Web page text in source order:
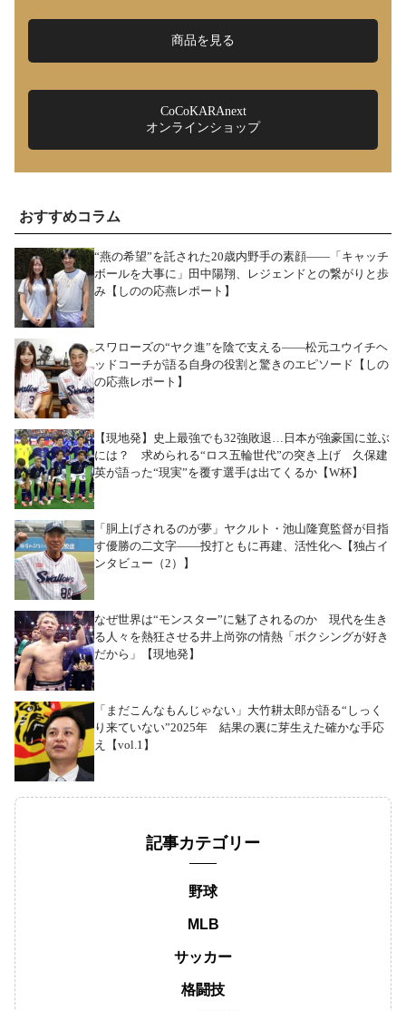
商品を見る
CoCoKARAnext
オンラインショップ
おすすめコラム
“燕の希望”を託された20歳内野手の素顔――「キャッチ
ボールを大事に」田中陽翔、レジェンドとの繋がりと歩
み【しのの応燕レポート】
スワローズの“ヤク進”を陰で支える――松元ユウイチヘ
ッドコーチが語る自身の役割と驚きのエピソード【しの
の応燕レポート】
【現地発】史上最強でも32強敗退…日本が強豪国に並ぶ
には？ 求められる“ロス五輪世代”の突き上げ 久保建
英が語った“現実”を覆す選手は出てくるか【W杯】
「胴上げされるのが夢」ヤクルト・池山隆寛監督が目指
す優勝の二文字――投打ともに再建、活性化へ【独占イ
ンタビュー（2）】
なぜ世界は“モンスター”に魅了されるのか 現代を生き
る人々を熱狂させる井上尚弥の情熱「ボクシングが好き
だから」【現地発】
「まだこんなもんじゃない」大竹耕太郎が語る“しっく
り来ていない”2025年 結果の裏に芽生えた確かな手応
え【vol.1】
記事カテゴリー
野球
MLB
サッカー
格闘技